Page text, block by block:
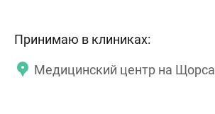
Принимаю в клиниках:
Медицинский центр на Щорса